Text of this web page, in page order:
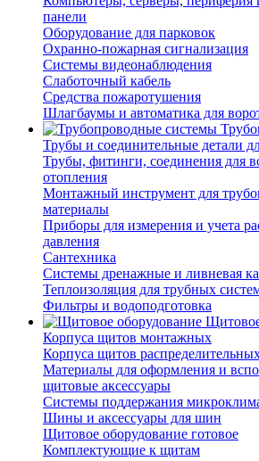
панели
Оборудование для парковок
Охранно-пожарная сигнализация
Системы видеонаблюдения
Слаботочный кабель
Средства пожаротушения
Шлагбаумы и автоматика для
Трубы и соединительные детали
Трубы, фитинги, соединения для
отопления
Монтажный инструмент для
материалы
Приборы для измерения и учета
давления
Сантехника
Системы дренажные и ливневая
Теплоизоляция для трубных
Фильтры и водоподготовка
Корпуса щитов монтажных
Корпуса щитов
Материалы для оформления и
щитовые аксессуары
Системы поддержания
Шины и аксессуары для шин
Щитовое оборудование готовое
Комплектующие к щитам